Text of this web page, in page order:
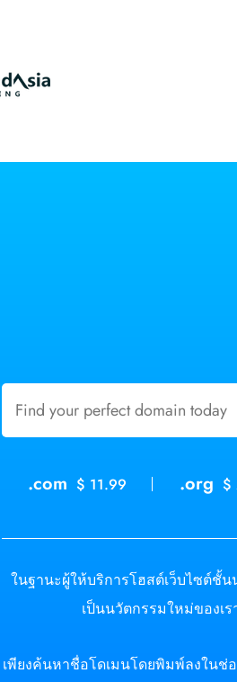
.com $ 11.99 .org $
ในฐานะผู้ให้บริการโฮสต์เว็บไซต์ชั้
เป็นนวัตกรรมใหม่ของ
เพียงค้นหาชื่อโดเมนโดยพิมพ์ลงในช่